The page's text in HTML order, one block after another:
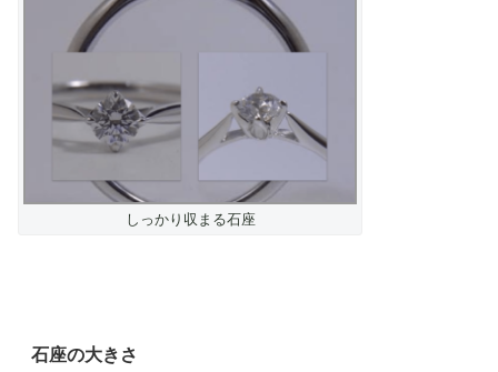
しっかり収まる石座
石座の大きさ